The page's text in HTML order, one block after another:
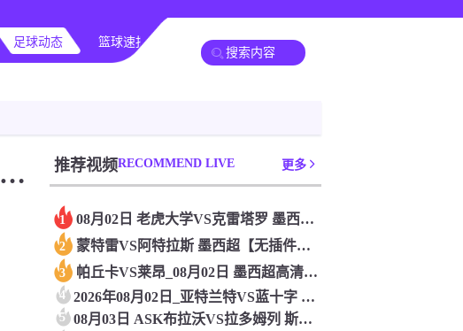
足球动态 篮球速报 全球联赛
[意甲]埃尔纳内斯：迪马尔科能在三冠王国米踢上球，但我不喜欢这种对比 推荐视频RECOMMEND LIVE 更多
1 08月02日 老虎大学VS克雷塔罗 墨西超[无插件直播]
2 蒙特雷VS阿特拉斯 墨西超【无插件直播】_2026年08月0
3 帕丘卡VS莱昂_08月02日 墨西超高清赛事直播
4 2026年08月02日_亚特兰特VS蓝十字 墨西超直播 高清
5 08月03日 ASK布拉沃VS拉多姆列 斯亚甲[在线观看]